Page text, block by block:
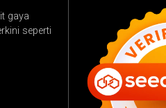
gaya
seperti